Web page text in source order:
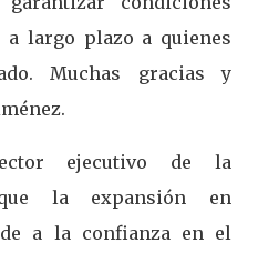
largo plazo a quienes
Muchas gracias y
ejecutivo de la
la expansión en
a la confianza en el